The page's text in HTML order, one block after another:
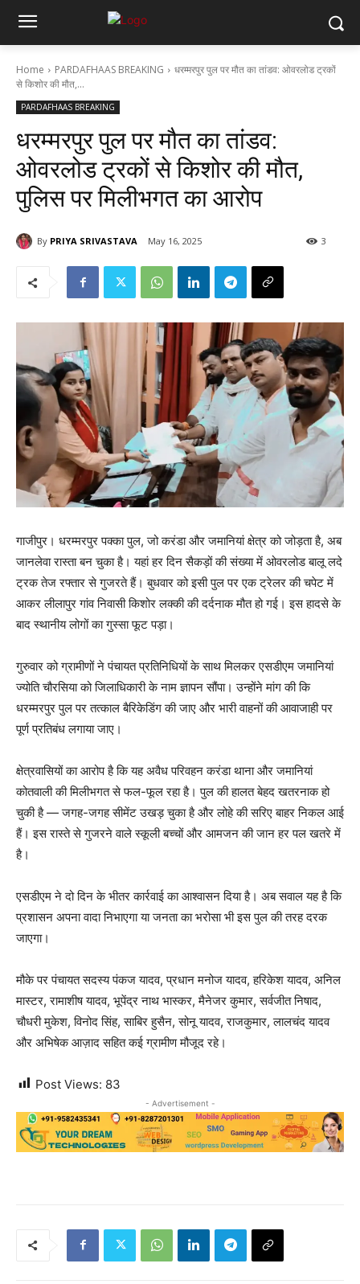
Home PARDAFHAAS BREAKING
धरम्मरपुर पुल पर मौत का तांडव: ओवरलोड ट्रकों
से किशोर की मौत,...
PARDAFHAAS BREAKING
धरम्मरपुर पुल पर मौत का तांडव:
ओवरलोड ट्रकों से किशोर की मौत,
पुलिस पर मिलीभगत का आरोप
By PRIYA SRIVASTAVA May 16, 2025 3
गाजीपुर। धरम्मरपुर पक्का पुल, जो करंडा और जमानियां क्षेत्र को जोड़ता है, अब
जानलेवा रास्ता बन चुका है। यहां हर दिन सैकड़ों की संख्या में ओवरलोड बालू लदे
ट्रक तेज रफ्तार से गुजरते हैं। बुधवार को इसी पुल पर एक ट्रेलर की चपेट में
आकर लीलापुर गांव निवासी किशोर लक्की की दर्दनाक मौत हो गई। इस हादसे के
बाद स्थानीय लोगों का गुस्सा फूट पड़ा।
गुरुवार को ग्रामीणों ने पंचायत प्रतिनिधियों के साथ मिलकर एसडीएम जमानियां
ज्योति चौरसिया को जिलाधिकारी के नाम ज्ञापन सौंपा। उन्होंने मांग की कि
धरम्मरपुर पुल पर तत्काल बैरिकेडिंग की जाए और भारी वाहनों की आवाजाही पर
पूर्ण प्रतिबंध लगाया जाए।
क्षेत्रवासियों का आरोप है कि यह अवैध परिवहन करंडा थाना और जमानियां
कोतवाली की मिलीभगत से फल-फूल रहा है। पुल की हालत बेहद खतरनाक हो
चुकी है — जगह-जगह सीमेंट उखड़ चुका है और लोहे की सरिए बाहर निकल आई
हैं। इस रास्ते से गुजरने वाले स्कूली बच्चों और आमजन की जान हर पल खतरे में
है।
एसडीएम ने दो दिन के भीतर कार्रवाई का आश्वासन दिया है। अब सवाल यह है कि
प्रशासन अपना वादा निभाएगा या जनता का भरोसा भी इस पुल की तरह दरक
जाएगा।
मौके पर पंचायत सदस्य पंकज यादव, प्रधान मनोज यादव, हरिकेश यादव, अनिल
मास्टर, रामाशीष यादव, भूपेंद्र नाथ भास्कर, मैनेजर कुमार, सर्वजीत निषाद,
चौधरी मुकेश, विनोद सिंह, साबिर हुसैन, सोनू यादव, राजकुमार, लालचंद यादव
और अभिषेक आज़ाद सहित कई ग्रामीण मौजूद रहे।
Post Views: 83
- Advertisement -